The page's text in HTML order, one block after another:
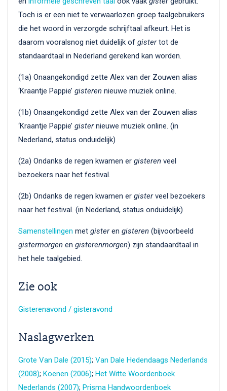
Toch is er een niet te verwaarlozen groep taalgebruikers
die het woord in verzorgde schrijftaal afkeurt. Het is
daarom vooralsnog niet duidelijk of gistertot de
standaardtaal in Nederland gerekend kan worden.
(1a) Onaangekondigd zette Alex van der Zouwen alias
‘Kraantje Pappie’ gisteren nieuwe muziek online.
(1b) Onaangekondigd zette Alex van der Zouwen alias
‘Kraantje Pappie’ gisternieuwe muziek online. (in
Nederland, status onduidelijk)
(2a) Ondanks de regen kwamen er gisteren veel
bezoekers naar het festival.
(2b) Ondanks de regen kwamen er gisterveel bezoekers
naar het festival. (in Nederland, status onduidelijk)
Samenstellingen met gisteren gisteren (bijvoorbeeld
gistermorgen en gisterenmorgen) zijn standaardtaal in
het hele taalgebied.
Zie ook
Gisterenavond / gisteravond
Naslagwerken
Grote Van Dale (2015); Van Dale Hedendaags Nederlands
(2008); Koenen (2006); Het Witte Woordenboek
Nederlands (2007); Prisma Handwoordenboek